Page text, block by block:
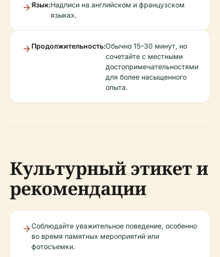
Язык:Надписи на английском и французском
языках.
Продолжительность:Обычно 15–30 минут, но
сочетайте с местными
достопримечательностями
для более насыщенного
опыта.
Культурный этикет и
рекомендации
Соблюдайте уважительное поведение, особенно
во время памятных мероприятий или
фотосъемки.